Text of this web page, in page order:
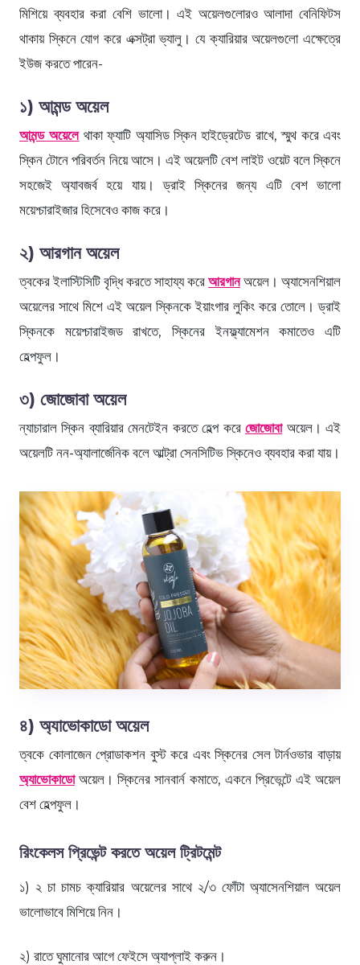
মিশিয়ে ব্যবহার করা বেশি ভালো। এই অয়েলগুলোরও আলাদা বেনিফিটস
থাকায় স্কিনে যোগ করে এক্সট্রা ভ্যালু। যে ক্যারিয়ার অয়েলগুলো এক্ষেত্রে
ইউজ করতে পারেন-
১) আমন্ড অয়েল
আমন্ড অয়েলেথাকা ফ্যাটি অ্যাসিড স্কিন হাইড্রেটেড রাখে, স্মুথ করে এবং
স্কিন টোনে পরিবর্তন নিয়ে আসে। এই অয়েলটি বেশ লাইট ওয়েট বলে স্কিনে
সহজেই অ্যাবজর্ব হয়ে যায়। ড্রাই স্কিনের জন্য এটি বেশ ভালো
ময়েশ্চারাইজার হিসেবেও কাজ করে।
২) আরগান অয়েল
ত্বকের ইলাস্টিসিটি বৃদ্ধি করতে সাহায্য করে আরগানঅয়েল। অ্যাসেনশিয়াল
অয়েলের সাথে মিশে এই অয়েল স্কিনকে ইয়াংগার লুকিং করে তোলে। ড্রাই
স্কিনকে ময়েশ্চারাইজড রাখতে, স্কিনের ইনফ্ল্যামেশন কমাতেও এটি
হেল্পফুল।
৩) জোজোবা অয়েল
ন্যাচারাল স্কিন ব্যারিয়ার মেনটেইন করতে হেল্প করেজোজোবাঅয়েল। এই
অয়েলটি নন-অ্যালার্জেনিক বলে আল্ট্রা সেনসিটিভ স্কিনেও ব্যবহার করা যায়।
৪) অ্যাভোকাডো অয়েল
ত্বকে কোলাজেন প্রোডাকশন বুস্ট করে এবং স্কিনের সেল টার্নওভার বাড়ায়
অ্যাভোকাডোঅয়েল। স্কিনের সানবার্ন কমাতে, একনে প্রিভেন্টে এই অয়েল
বেশ হেল্পফুল।
রিংকেলস প্রিভেন্ট করতে অয়েল ট্রিটমেন্ট
১) ২ চা চামচ ক্যারিয়ার অয়েলের সাথে ২/৩ ফোঁটা অ্যাসেনশিয়াল অয়েল
ভালোভাবে মিশিয়ে নিন।
২) রাতে ঘুমানোর আগে ফেইসে অ্যাপ্লাই করুন।